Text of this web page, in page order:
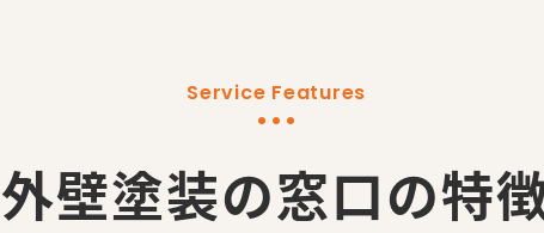
Service Features
外壁塗装の窓口の特